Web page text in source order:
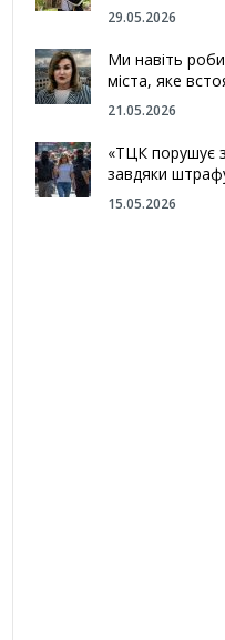
29.05.2026
Ми навіть
міста, яке
21.05.2026
«ТЦК порушує
завдяки
15.05.2026